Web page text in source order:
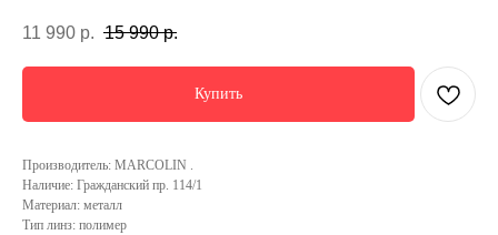
11 990 р. 15 990 р.
Купить
Производитель: MARСOLIN .
Наличие: Гражданский пр. 114/1
Материал: металл
Тип линз: полимер